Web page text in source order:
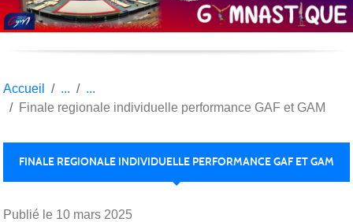
Accueil
Finale regionale individuelle performance GAF et GAM
FINALE REGIONALE INDIVIDUELLE PERFORMANCE GAF ET GAM
Publié le 10 mars 2025